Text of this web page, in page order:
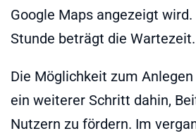
Google Maps angezeigt
Stunde beträgt die Wartezeit.
Die Möglichkeit zum
ein weiterer Schritt dahin,
Nutzern zu fördern. Im